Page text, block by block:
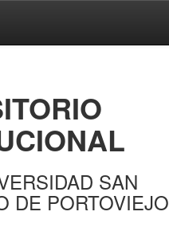
SAN
DE PORTOVIEJO